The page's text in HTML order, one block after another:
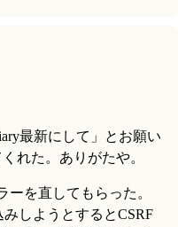
最新にして」とお願い
れた。ありがたや。
ーを直してもらった。
しようとするとCSRF